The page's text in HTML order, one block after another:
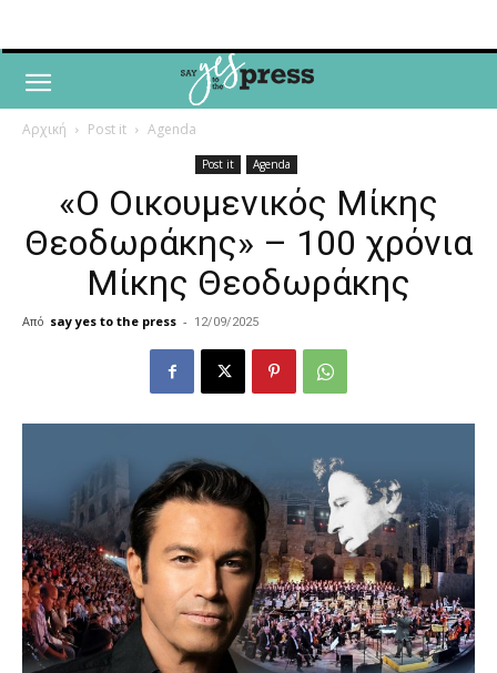
Αρχική Post it Agenda
Post it Agenda
«Ο Οικουμενικός Μίκης
Θεοδωράκης» – 100 χρόνια
Μίκης Θεοδωράκης
Από say yes to the press - 12/09/2025